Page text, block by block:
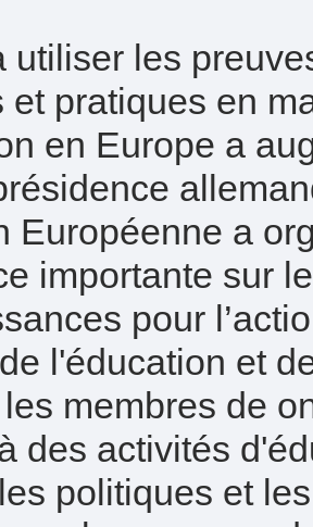
utiliser les
et pratiques en
en Europe a
Européenne a
importante sur
pour
l'éducation et
membres de
des activités
politiques et